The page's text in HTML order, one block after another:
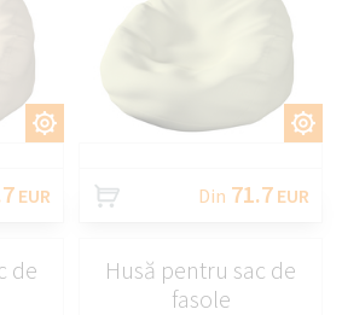
EUR
PERSONALIZAȚI
Din 71.7 EUR
de
Husă pentru sac de
fasole